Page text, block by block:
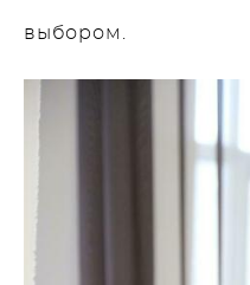
выбором.